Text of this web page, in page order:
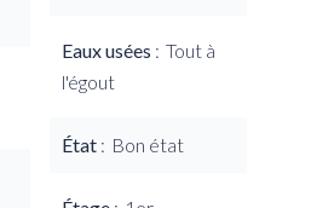
Eaux usées
Tout à
l'égout
État Bon état